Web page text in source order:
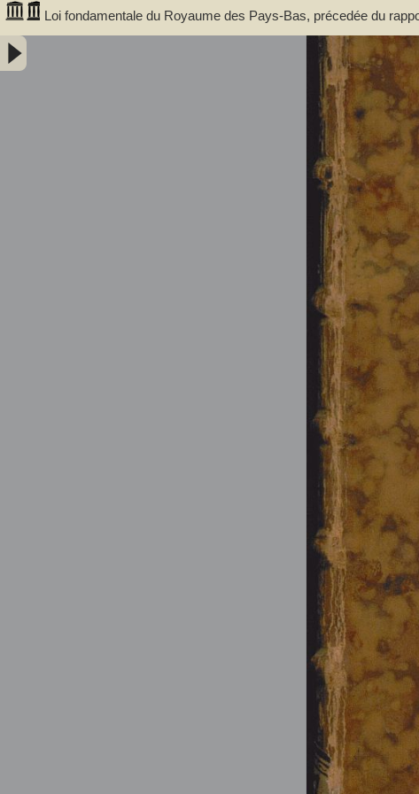
Loi fondamentale du Royaume des Pays-Bas, précedée du
édition, revue avec soin, et augmentée d'une table des matières. -